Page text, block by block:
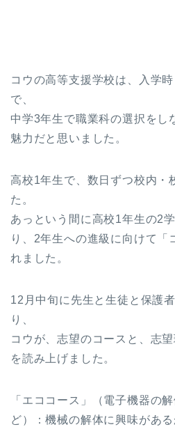
コウの高等支援学校は、入学
で、
中学3年生で職業科の選択をし
魅力だと思いました。
高校1年生で、数日ずつ校内・
た。
あっという間に高校1年生の2
り、2年生への進級に向けて「
れました。
12月中旬に先生と生徒と保護
り、
コウが、志望のコースと、志
を読み上げました。
「エココース」（電子機器の
ど）：機械の解体に興味がある